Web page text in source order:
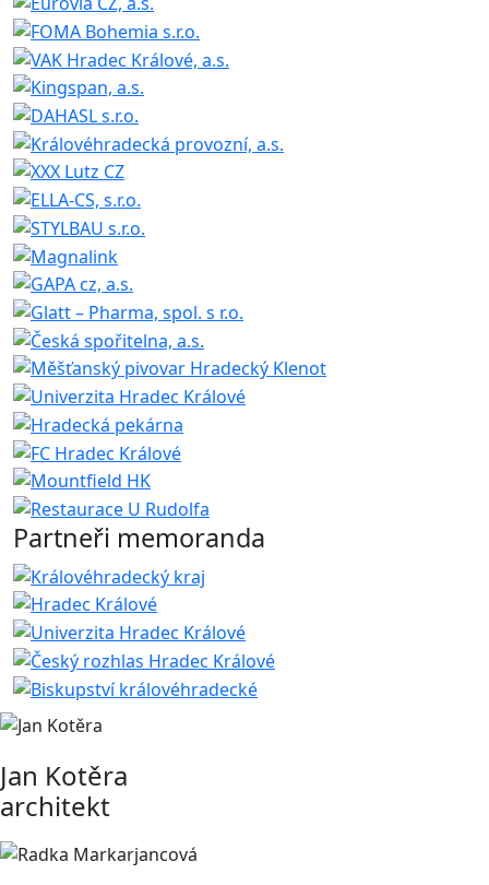
Partneři memoranda
Jan Kotěra
architekt